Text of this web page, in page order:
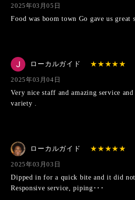
2025年03月05日
Food was boom town Go gave us great
ローカルガイド
2025年03月04日
Very nice staff and amazing service
variety .
ローカルガイド
2025年03月03日
Dipped in for a quick bite and it did
Responsive service, piping･･･